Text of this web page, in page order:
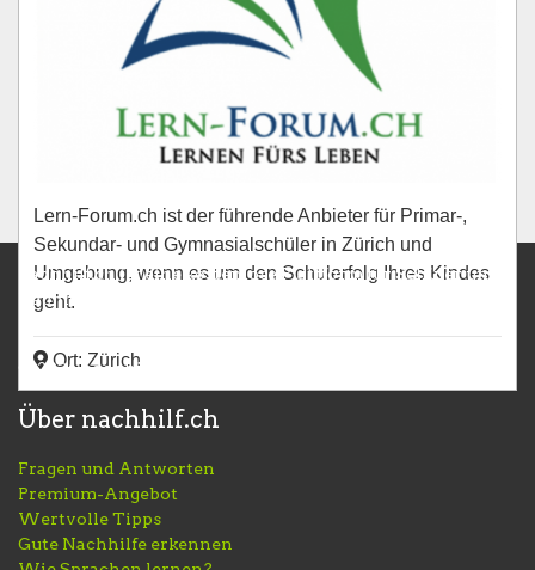
Lern-Forum.ch ist der führende Anbieter für Primar-,
Sekundar- und Gymnasialschüler in Zürich und
Umgebung, wenn es um den Schulerfolg Ihres Kindes
geht.
Ort: Zürich
nachhilf.ch ist eine kostenlose Plattform für Schüler und
Nachhilfelehrer. Melde dich gleich an um dein Inserat zu
© 2026 nachhilf.ch
Über nachhilf.ch
Fragen und Antworten
Premium-Angebot
Wertvolle Tipps
Gute Nachhilfe erkennen